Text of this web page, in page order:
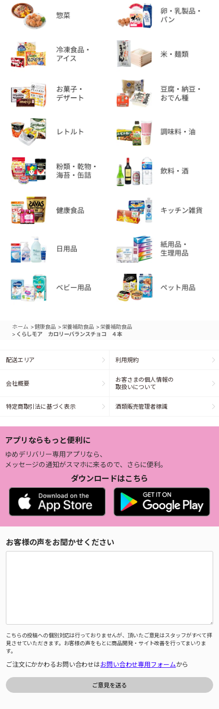
ホーム >健康食品 > 栄養補助食品 > 栄養補助食品
> くらしモア カロリーバランスチョコ ４本
配送エリア 利用規約
会社概要
お客さまの個人情報の
取扱いについて
特定商取引法に基づく表示 酒類販売管理者標識
アプリならもっと便利に
ゆめデリバリー専用アプリなら、
メッセージの通知がスマホに来るので、さらに便利。
ダウンロードはこちら
お客様の声をお聞かせください
こちらの投稿への個別対応は行っておりませんが、頂いたご意見はスタッフがすべて拝
見させていただきます。お客様の声をもとに商品開発・サイト改善を行ってまいりま
す。
ご注文にかかわるお問い合わせはお問い合わせ専用フォームから